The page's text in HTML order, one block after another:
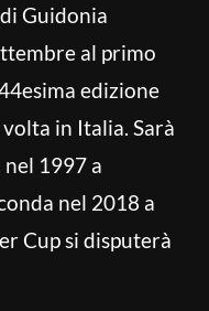
Guidonia
al primo
edizione
in Italia. Sarà
1997 a
nel 2018 a
Cup si disputerà